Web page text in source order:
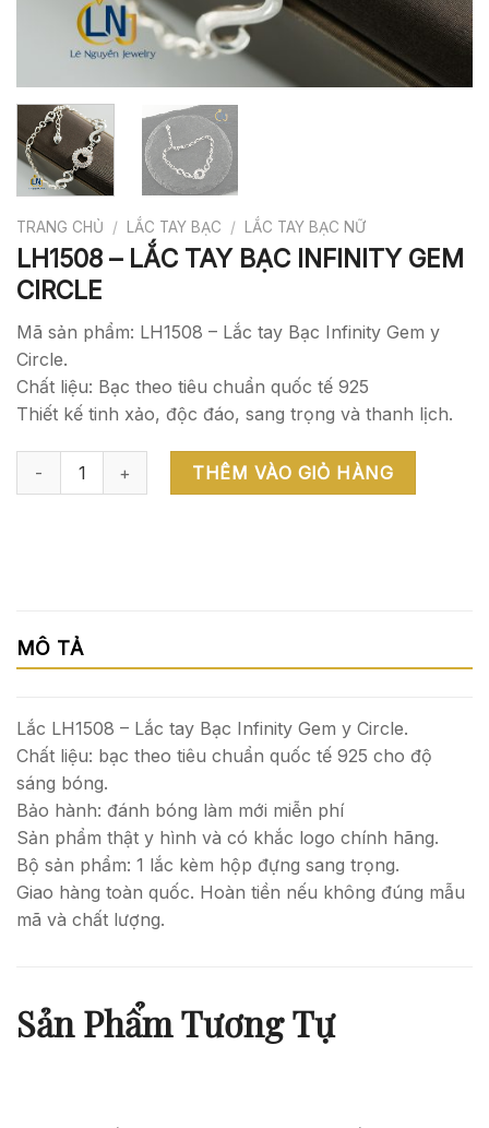
TRANG CHỦ / LẮC TAY BẠC / LẮC TAY BẠC NỮ
LH1508 – LẮC TAY BẠC INFINITY GEM
CIRCLE
Mã sản phẩm: LH1508 – Lắc tay Bạc Infinity Gem y
Circle.
Chất liệu: Bạc theo tiêu chuẩn quốc tế 925
Thiết kế tinh xảo, độc đáo, sang trọng và thanh lịch.
LH1508 - LẮC TAY BẠC INFINITY GEM CIRCLE số lượng
THÊM VÀO GIỎ HÀNG
MÔ TẢ
Lắc LH1508 – Lắc tay Bạc Infinity Gem y Circle.
Chất liệu: bạc theo tiêu chuẩn quốc tế 925 cho độ
sáng bóng.
Bảo hành: đánh bóng làm mới miễn phí
Sản phẩm thật y hình và có khắc logo chính hãng.
Bộ sản phẩm: 1 lắc kèm hộp đựng sang trọng.
Giao hàng toàn quốc. Hoàn tiền nếu không đúng mẫu
mã và chất lượng.
Sản Phẩm Tương Tự